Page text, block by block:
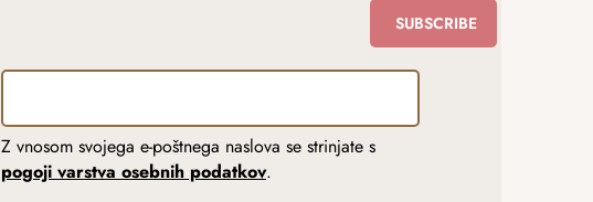
Z vnosom svojega e-poštnega naslova se strinjate s
pogoji varstva osebnih podatkov.
SUBSCRIBE